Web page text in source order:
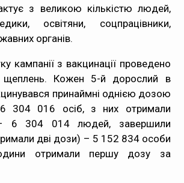
з великою кількістю людей,
освітяни, соцпрацівники,
органів.
кампанії з вакцинації проведено
Кожен 5-й дорослий в
принаймні однією дозою
6 304 016 осіб, з них отримали
6 304 014 людей, завершили
дві дози) – 5 152 834 особи
отримали першу дозу за